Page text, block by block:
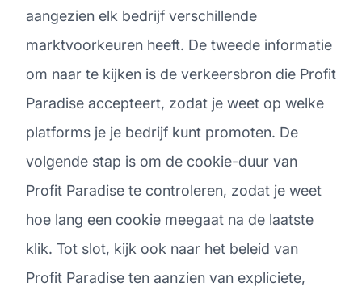
aangezien elk bedrijf verschillende
marktvoorkeuren heeft. De tweede informatie
om naar te kijken is de verkeersbron die Profit
Paradise accepteert, zodat je weet op welke
platforms je je bedrijf kunt promoten. De
volgende stap is om de cookie-duur van
Profit Paradise te controleren, zodat je weet
hoe lang een cookie meegaat na de laatste
klik. Tot slot, kijk ook naar het beleid van
Profit Paradise ten aanzien van expliciete,